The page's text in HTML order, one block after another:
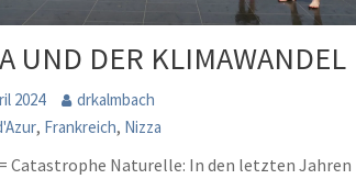
UND DER KLIMAWANDEL
2024
drkalmbach
, Frankreich, Nizza
Catastrophe Naturelle: In den letzten Jahren